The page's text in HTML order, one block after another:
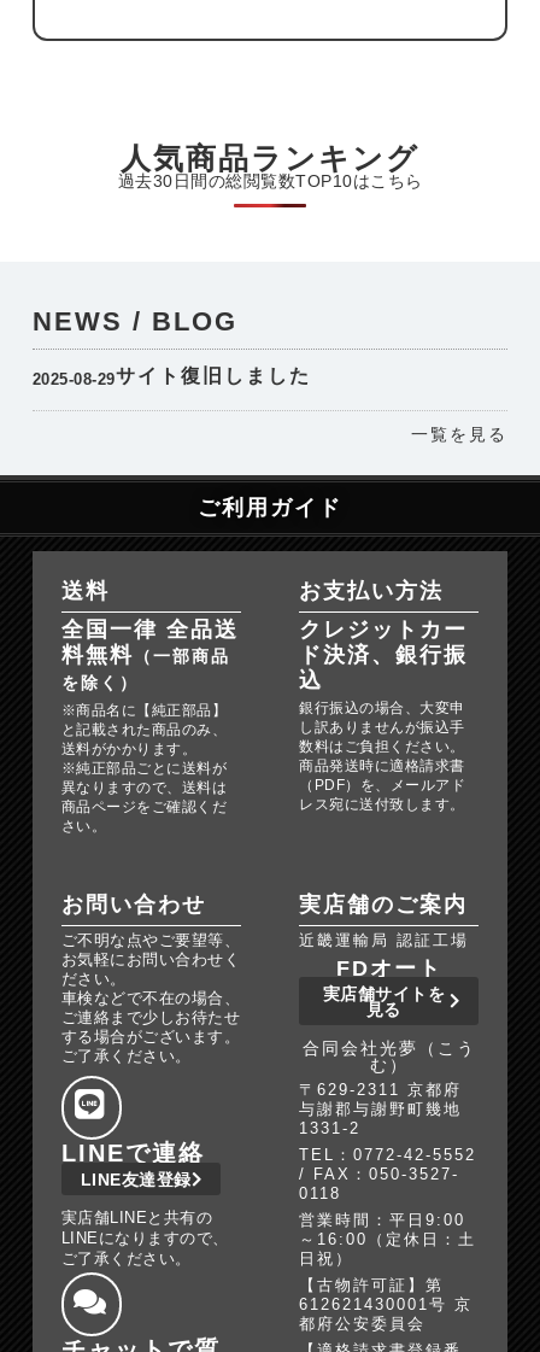
人気商品ランキング
過去30日間の総閲覧数TOP10はこちら
NEWS / BLOG
2025-08-29サイト復旧しました
一覧を見る
ご利用ガイド
送料
全国一律 全品送
料無料 （一部商品
を除く）
※商品名に【純正部品】
と記載された商品のみ、
送料がかかります。
※純正部品ごとに送料が
異なりますので、送料は
商品ページをご確認くだ
さい。
お支払い方法
クレジットカー
ド決済、銀行振
込
銀行振込の場合、大変申
し訳ありませんが振込手
数料はご負担ください。
商品発送時に適格請求書
（PDF）を、メールアド
レス宛に送付致します。
お問い合わせ
ご不明な点やご要望等、
お気軽にお問い合わせく
ださい。
車検などで不在の場合、
ご連絡まで少しお待たせ
する場合がございます。
ご了承ください。
LINEで連絡
LINE友達登録
実店舗LINEと共有の
LINEになりますので、
ご了承ください。
実店舗のご案内
近畿運輸局 認証工場
FDオート
実店舗サイトを
見る
合同会社光夢（こう
む）
〒629-2311 京都府
与謝郡与謝野町幾地
1331-2
TEL：0772-42-5552
/ FAX：050-3527-
0118
営業時間：平日9:00
～16:00（定休日：土
日祝）
【古物許可証】第
612621430001号 京
都府公安委員会